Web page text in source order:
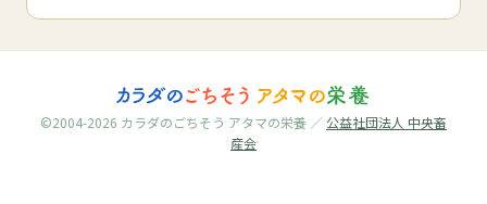
©2004-2026 カラダのごちそう アタマの栄養 ／公益社団法人 中央畜
産会